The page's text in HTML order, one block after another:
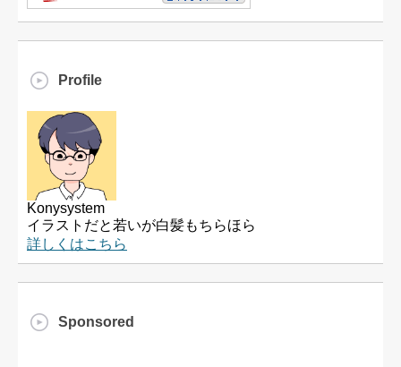
Profile
Konysystem
イラストだと若いが白髪もちらほら
詳しくはこちら
Sponsored